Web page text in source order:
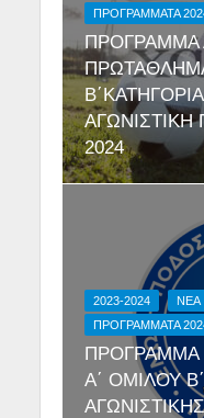
ΠΡΟΓΡΑΜΜΑΤΑ
ΠΡΟΓΡΑΜΜΑ
ΑΓΩΝΙΣΤΙΚΗ
2024
2023-2024 NEA
ΠΡΟΓΡΑΜΜΑΤΑ
Α΄ ΟΜΙΛΟΥ